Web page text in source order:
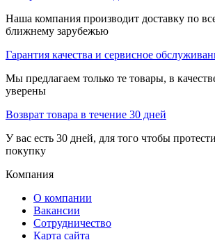
Наша компания производит доставку по
ближнему зарубежью
Гарантия качества и сервисное
Мы предлагаем только те товары, в
уверены
Возврат товара в течение 30 дней
У вас есть 30 дней, для того чтобы
покупку
Компания
О компании
Вакансии
Сотрудничество
Карта сайта